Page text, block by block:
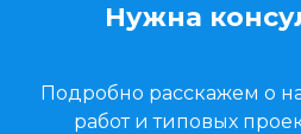
Нужна
Подробно расскажем о
работ и типовых